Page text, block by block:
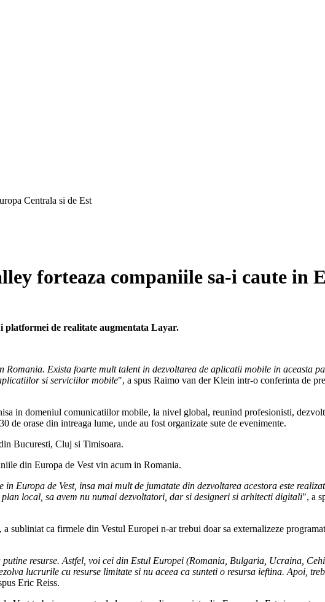
Centrala si de Est
forteaza companiile sa-i caute in
de realitate augmentata Layar.
Exista foarte mult talent in dezvoltarea de aplicatii mobile in aceasta
si serviciilor mobile", a spus Raimo van der Klein intr-o conferinta de
in domeniul comunicatiilor mobile, la nivel global, reunind profesionisti,
orase din intreaga lume, unde au fost organizate sute de evenimente.
Bucuresti, Cluj si Timisoara.
din Europa de Vest vin acum in Romania.
Europa de Vest, insa mai mult de jumatate din dezvoltarea acestora este
local, sa avem nu numai dezvoltatori, dar si designeri si arhitecti digitali", a
ca firmele din Vestul Europei n-ar trebui doar sa externalizeze
resurse. Astfel, voi cei din Estul Europei (Romania, Bulgaria, Ucraina,
lucrurile cu resurse limitate si nu aceea ca sunteti o resursa ieftina. Apoi,
Eric Reiss.